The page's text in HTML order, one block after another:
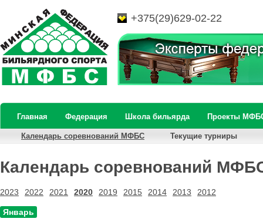
+375(29)629-02-22
Главная Федерация Школа бильярда Проекты
Календарь соревнований МФБС Текущие турниры
Календарь соревнований
2023 2022 2021 2020 2019 2015 2014 2013 2012
Январь